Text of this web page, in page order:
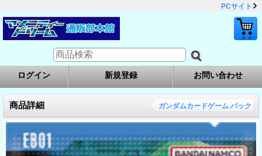
PCサイト
ログイン 新規登録 お問い合わせ
商品詳細 ガンダムカードゲーム パック